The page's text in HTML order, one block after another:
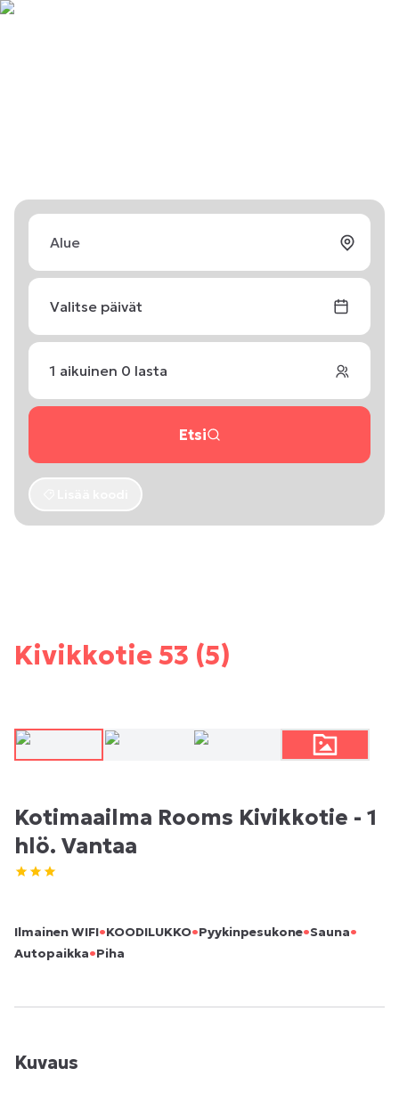
Valitse päivät
1 aikuinen 0 lasta
Etsi
Kivikkotie 53 (5)
Kotimaailma Rooms Kivikkotie - 1
hlö. Vantaa
Ilmainen WIFI•KOODILUKKO•Pyykinpesukone•Sauna•
Autopaikka•Piha
Kuvaus